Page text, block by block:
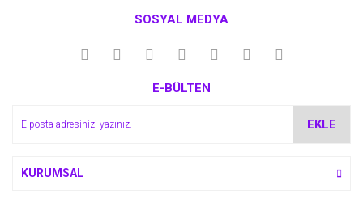
kullanarak tarafımıza iletebilirsiniz.
Görüş ve önerileriniz için teşekkür ederiz.
Ürün açıklamasında eksik bilgiler bulunuyor.
SOSYAL MEDYA
E-BÜLTEN
EKLE
KURUMSAL